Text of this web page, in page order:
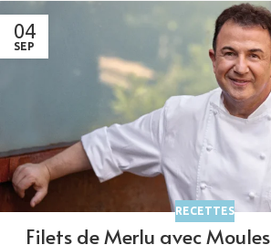
04
SEP
RECETTES
Filets de Merlu avec